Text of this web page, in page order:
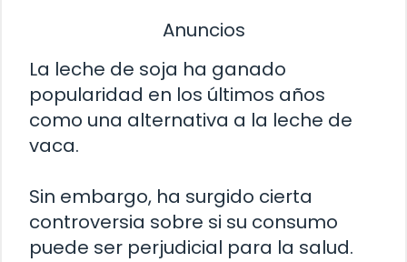
Anuncios
La leche de soja ha ganado
popularidad en los últimos años
como una alternativa a la leche de
vaca.
Sin embargo, ha surgido cierta
controversia sobre si su consumo
puede ser perjudicial para la salud.